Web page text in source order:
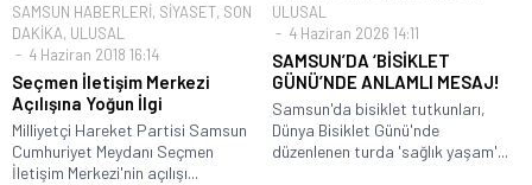
SAMSUN HABERLERİ, SİYASET, SON
DAKİKA, ULUSAL
4 Haziran 2018 16:14
Seçmen İletişim Merkezi
Açılışına Yoğun İlgi
Milliyetçi Hareket Partisi Samsun
Cumhuriyet Meydanı Seçmen
İletişim Merkezi'nin açılışı...
ULUSAL
4 Haziran 2026 14:11
SAMSUN’DA ‘BİSİKLET
GÜNÜ’NDE ANLAMLI MESAJ!
Samsun'da bisiklet tutkunları,
Dünya Bisiklet Günü'nde
düzenlenen turda 'sağlık yaşam'...